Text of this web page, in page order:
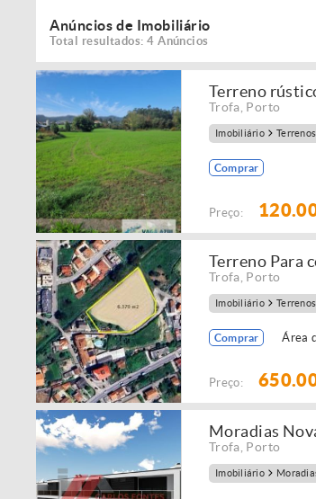
Anúncios de Imobiliário
Total resultados: 4 Anúncios
Terreno
Trofa Porto
Imobiliário Terrenos
Comprar
Preço:
Terreno Para
Trofa Porto
Imobiliário Terrenos
Comprar Área
Preço:
Moradias
Trofa Porto
Imobiliário